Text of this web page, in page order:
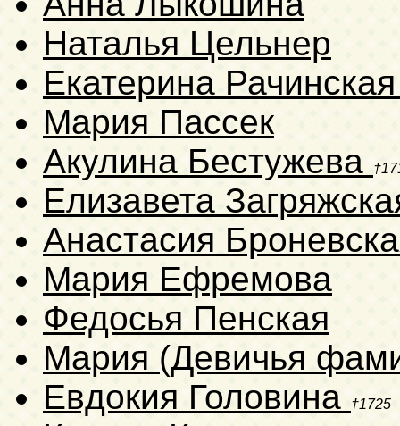
Наталья Цельнер
Екатерина
Мария Пассек
Акулина Бестужева
Елизавета
Анастасия
Мария Ефремова
Федосья Пенская
Мария (Девичья
Евдокия Головина
†1725